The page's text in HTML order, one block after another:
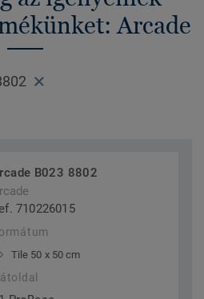
Arcade
B023 8802
710226015
Tile 50 x 50 cm